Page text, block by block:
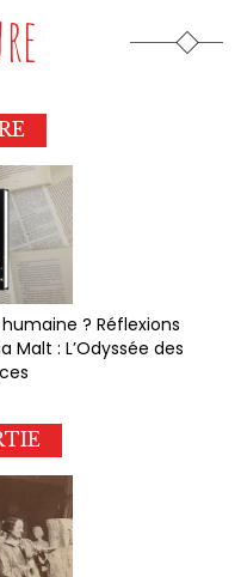
? Réflexions
Malt : L’Odyssée des